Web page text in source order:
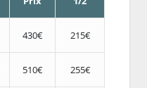
430€ 215€
510€ 255€